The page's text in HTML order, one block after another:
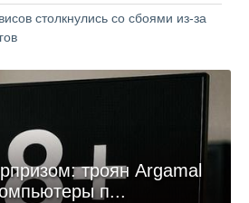
столкнулись со сбоями из-за
троян Argamal
п...